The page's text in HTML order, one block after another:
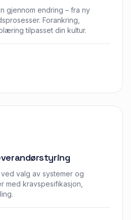
gjennom endring – fra ny
Forankring,
tilpasset din kultur.
valg av systemer og
med kravspesifikasjon,